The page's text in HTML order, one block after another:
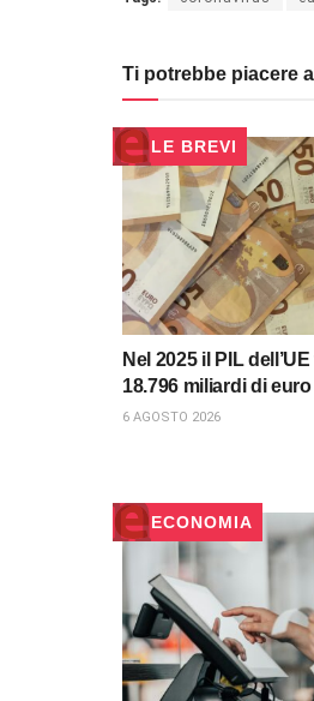
Ti potrebbe piacere
LE BREVI
Nel 2025 il PIL
18.796 miliardi di euro
6 AGOSTO 2026
ECONOMIA